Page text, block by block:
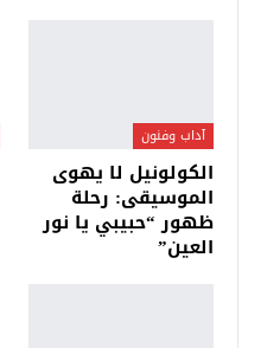
آداب وفنون
الكولونيل لا يهوى
الموسيقى: رحلة
ظهور “حبيبي يا نور
العين”